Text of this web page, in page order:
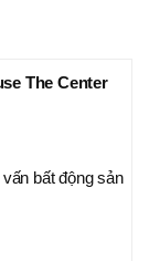
The Center
bất động sản